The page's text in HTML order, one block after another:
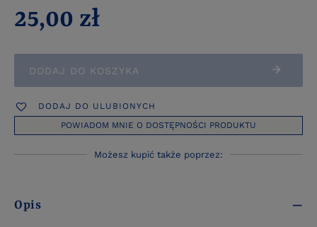
25,00 zł
DODAJ DO KOSZYKA
DODAJ DO ULUBIONYCH
POWIADOM MNIE O DOSTĘPNOŚCI PRODUKTU
Możesz kupić także poprzez:
Opis